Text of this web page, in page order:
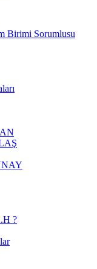
Birimi Sorumlusu
?